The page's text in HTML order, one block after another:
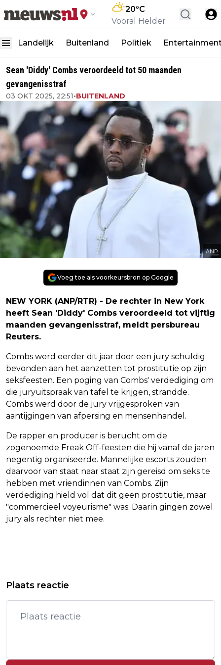
20°C
Vooral Helder
Landelijk Buitenland Politiek
Sean 'Diddy' Combs veroordeeld tot 50 maanden
gevangenisstraf
03 OKT 2025, 22:51•BUITENLAND
ANP
Voeg toe als voorkeursbron op Google
NEW YORK (ANP/RTR) - De rechter in New York
heeft Sean 'Diddy' Combs veroordeeld tot vijftig
maanden gevangenisstraf, meldt persbureau
Reuters.
Combs werd eerder dit jaar door een jury schuldig
bevonden aan het aanzetten tot prostitutie op zijn
seksfeesten. Een poging van Combs' verdediging om
die juryuitspraak van tafel te krijgen, strandde.
Combs werd door de jury vrijgesproken van
aantijgingen van afpersing en mensenhandel.
De rapper en producer is berucht om de
zogenoemde Freak Off-feesten die hij vanaf de jaren
negentig organiseerde. Mannelijke escorts zouden
daarvoor van staat naar staat zijn gereisd om seks te
hebben met vriendinnen van Combs. Zijn
verdediging hield vol dat dit geen prostitutie, maar
"commercieel voyeurisme" was. Daarin gingen zowel
jury als rechter niet mee.
NIEUWE WEEK IN
RUTTE POSITIEF MAAR OP ZIJN
HOEDE OVER REACTIE HAMAS
Plaats reactie